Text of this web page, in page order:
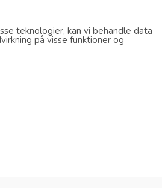
teknologier, kan vi behandle data
på visse funktioner og